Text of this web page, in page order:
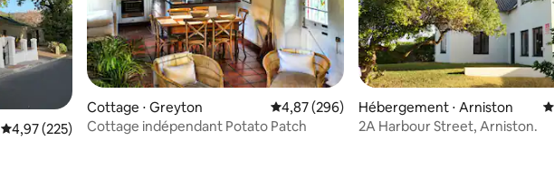
Évaluation moyenne sur la base de 225 commentaires : 4,97 sur 5
4,97 (225)
Cottage ⋅ Greyton Évaluation moyenne sur la base de 296
4,87 (296)
Cottage indépendant Potato Patch
Hébergement ⋅ Arniston
2A Harbour Street, Arniston.